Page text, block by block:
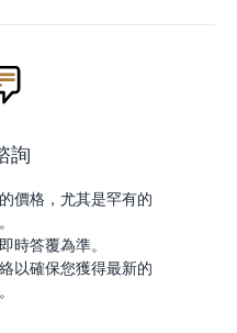
詢
價格，尤其是罕有的
時答覆為準。
以確保您獲得最新的